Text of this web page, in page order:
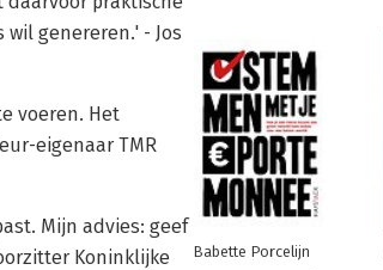
genereren.' - Jos
voeren. Het
eigenaar TMR
Mijn advies: geef
Koninklijke
Babette Porcelijn